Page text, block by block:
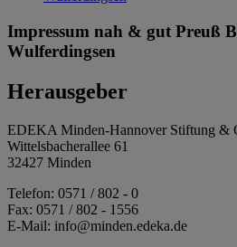
Impressum nah & gut Preuß
Wulferdingsen
Herausgeber
EDEKA Minden-Hannover Stiftung &
Wittelsbacherallee 61
32427 Minden
Telefon: 0571 / 802 - 0
Fax: 0571 / 802 - 1556
E-Mail: info@minden.edeka.de